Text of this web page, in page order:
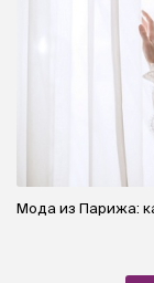
Мода из Парижа: